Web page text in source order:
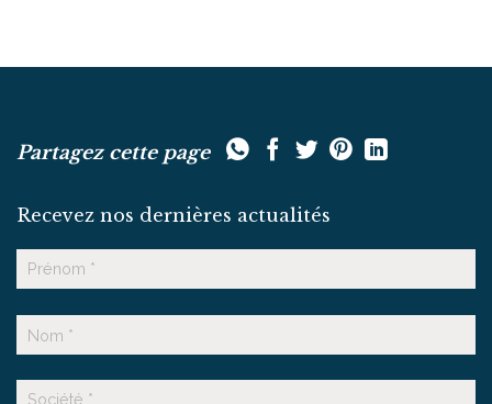
Partagez cette page
Recevez nos dernières actualités
Prénom
Nom